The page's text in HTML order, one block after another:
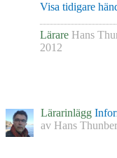
Visa tidigare
Lärare Hans
2012
Lärarinlägg
av Hans